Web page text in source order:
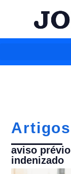
Artigos
aviso prévio
indenizado